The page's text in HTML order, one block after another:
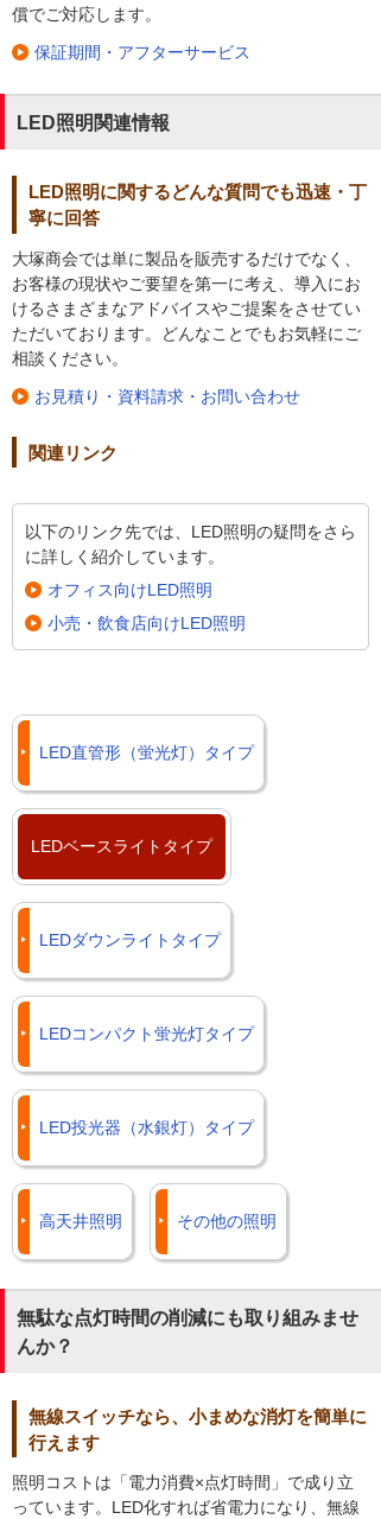
償でご対応します。
保証期間・アフターサービス
LED照明関連情報
LED照明に関するどんな質問でも迅速・丁
寧に回答
大塚商会では単に製品を販売するだけでなく、
お客様の現状やご要望を第一に考え、導入にお
けるさまざまなアドバイスやご提案をさせてい
ただいております。どんなことでもお気軽にご
相談ください。
お見積り・資料請求・お問い合わせ
関連リンク
以下のリンク先では、LED照明の疑問をさら
に詳しく紹介しています。
オフィス向けLED照明
小売・飲食店向けLED照明
LED直管形（蛍光灯）タイプ
LEDベースライトタイプ
LEDダウンライトタイプ
LEDコンパクト蛍光灯タイプ
LED投光器（水銀灯）タイプ
高天井照明 その他の照明
無駄な点灯時間の削減にも取り組みませ
んか？
無線スイッチなら、小まめな消灯を簡単に
行えます
照明コストは「電力消費×点灯時間」で成り立
っています。LED化すれば省電力になり、無線